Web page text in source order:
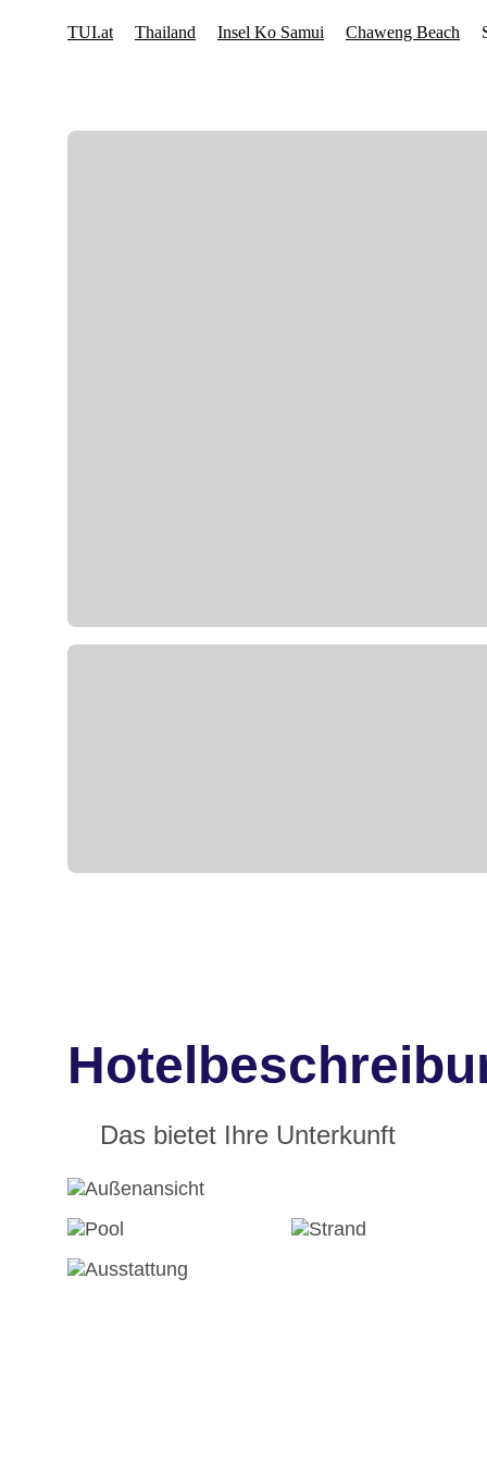
Das bietet Ihre Unterkunft